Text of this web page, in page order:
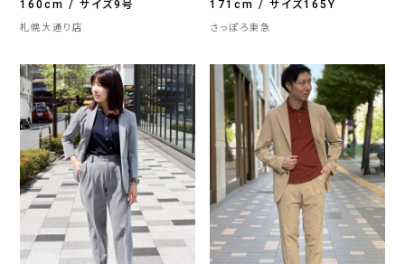
160cm / サイズ9号
札幌大通り店
171cm / サイズ165Y
さっぽろ東急